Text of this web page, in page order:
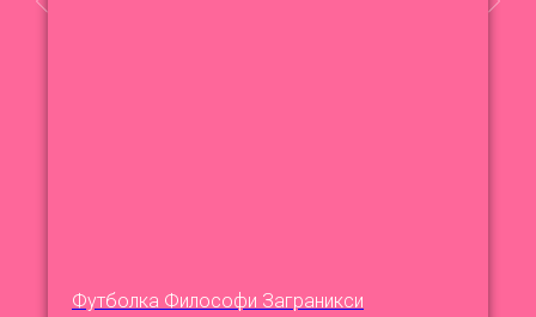
Футболка Философи Заграникси